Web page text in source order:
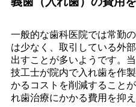
一般的な歯科医院では常勤
は少なく、取引している外
出すことが多いようです。
技工士が院内で入れ歯を作
かるコストを削減すること
れ歯治療にかかる費用を抑